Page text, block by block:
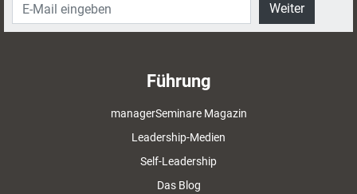
Weiter
Führung
managerSeminare Magazin
Leadership-Medien
Self-Leadership
Das Blog